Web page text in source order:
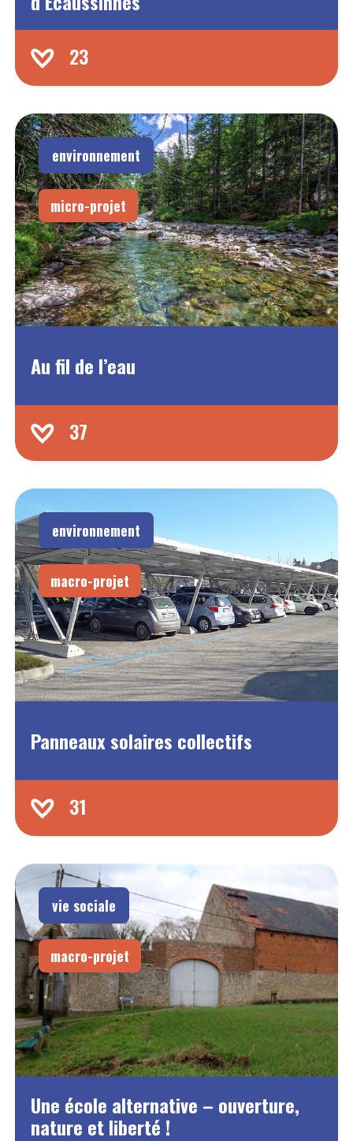
23
environnement
micro-projet
Au fil de l’eau
37
environnement
macro-projet
Panneaux solaires collectifs
31
vie sociale
macro-projet
Une école alternative – ouverture,
nature et liberté !